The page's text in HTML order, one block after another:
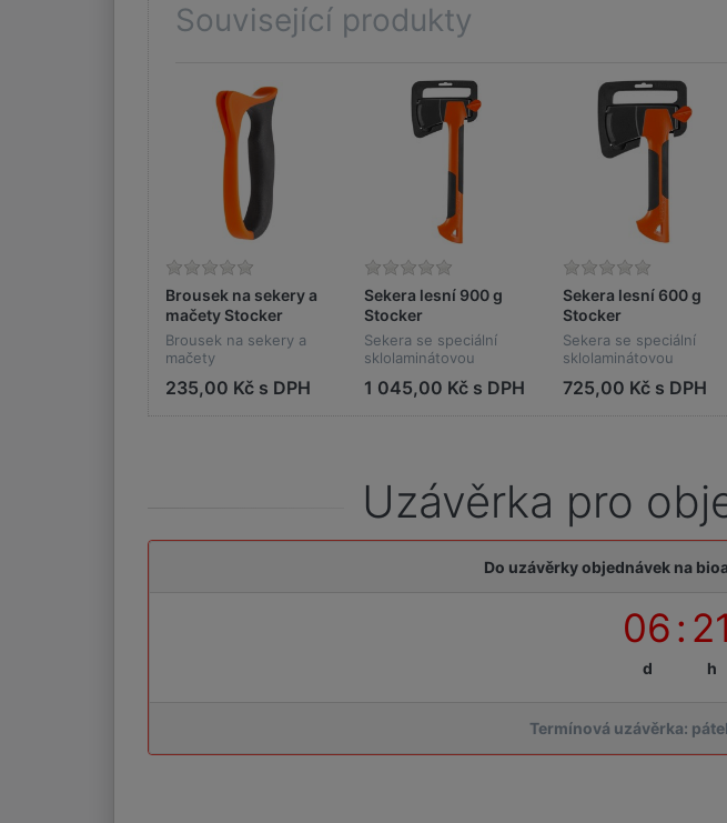
Související produkty
Brousek na sekery a
mačety Stocker
Brousek na sekery a
mačety
235,00 Kč s DPH
Sekera lesní 900 g
Stocker
Sekera se speciální
sklolaminátovou
1 045,00 Kč s DPH
Sekera lesní 600 g
Stocker
Sekera se speciální
sklolaminátovou
725,00 Kč s DPH
Uzávěrka pro
Do uzávěrky objednávek na
06
d
: 21
h
Termínová uzávěrka: